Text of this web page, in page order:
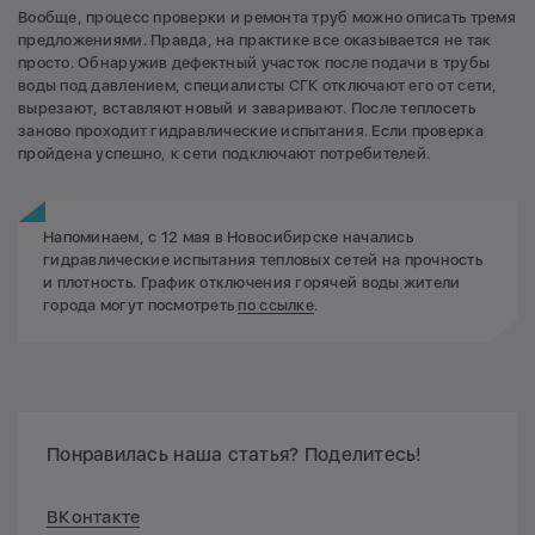
Вообще, процесс проверки и ремонта труб можно описать тремя
предложениями. Правда, на практике все оказывается не так
просто. Обнаружив дефектный участок после подачи в трубы
воды под давлением, специалисты СГК отключают его от сети,
вырезают, вставляют новый и заваривают. После теплосеть
заново проходит гидравлические испытания. Если проверка
пройдена успешно, к сети подключают потребителей.
Напоминаем, с 12 мая в Новосибирске начались
гидравлические испытания тепловых сетей на прочность
и плотность. График отключения горячей воды жители
города могут посмотреть по ссылке.
Понравилась наша статья? Поделитесь!
ВКонтакте